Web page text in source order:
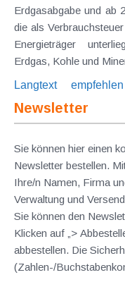
Erdgasabgabe und ab
die als
Energieträger
Erdgas, Kohle und
Langtext
empfehlen
Newsletter
Sie können hier einen
Newsletter bestellen.
Ihre/n Namen, Firma
Verwaltung und
Sie können den
Klicken auf „>
abbestellen. Die
(Zahlen-/